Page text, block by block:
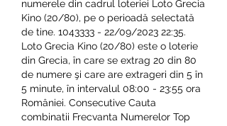
numerele din cadrul loteriei Loto Grecia
Kino (20/80), pe o perioadă selectată
de tine. 1043333 - 22/09/2023 22:35.
Loto Grecia Kino (20/80) este o loterie
din Grecia, în care se extrag 20 din 80
de numere şi care are extrageri din 5 în
5 minute, în intervalul 08:00 - 23:55 ora
României. Consecutive Cauta
combinatii Frecvanta Numerelor Top